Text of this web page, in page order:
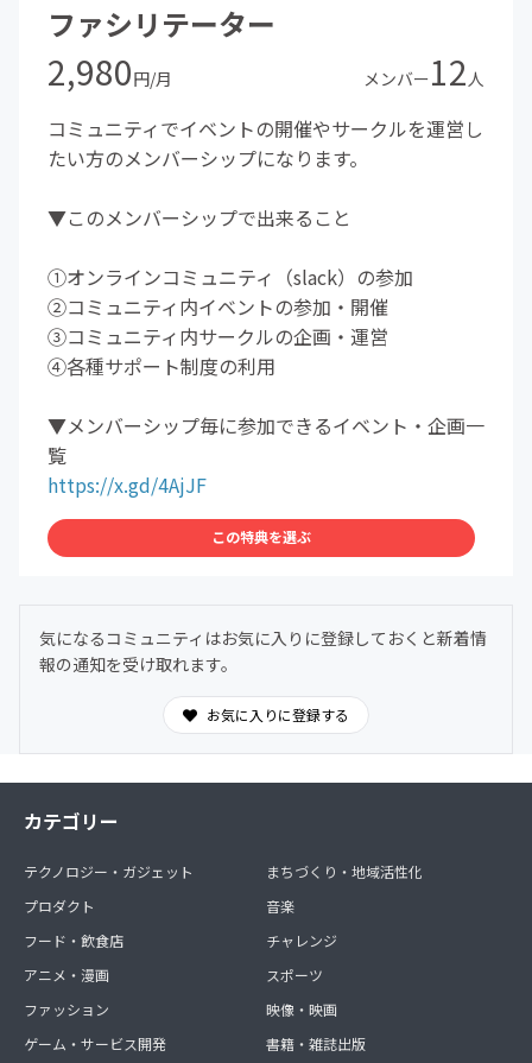
ファシリテーター
2,980円/月 メンバー12人
コミュニティでイベントの開催やサークルを運営し
たい方のメンバーシップになります。
▼このメンバーシップで出来ること
①オンラインコミュニティ（slack）の参加
②コミュニティ内イベントの参加・開催
③コミュニティ内サークルの企画・運営
④各種サポート制度の利用
▼メンバーシップ毎に参加できるイベント・企画一
覧
https://x.gd/4AjJF
この特典を選ぶ
気になるコミュニティはお気に入りに登録しておくと新着情
報の通知を受け取れます。
お気に入りに登録する
カテゴリー
テクノロジー・ガジェット
プロダクト
フード・飲食店
アニメ・漫画
ファッション
ゲーム・サービス開発
まちづくり・地域活性化
音楽
チャレンジ
スポーツ
映像・映画
書籍・雑誌出版